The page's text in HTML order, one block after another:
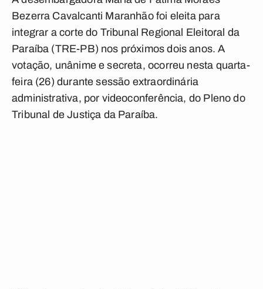
Bezerra Cavalcanti Maranhão foi eleita para
integrar a corte do Tribunal Regional Eleitoral da
Paraíba (TRE-PB) nos próximos dois anos. A
votação, unânime e secreta, ocorreu nesta quarta-
feira (26) durante sessão extraordinária
administrativa, por videoconferência, do Pleno do
Tribunal de Justiça da Paraíba.